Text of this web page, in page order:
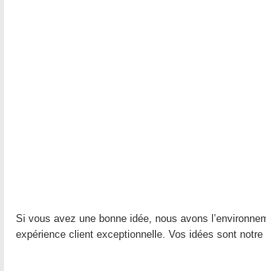
Si vous avez une bonne idée, nous avons
expérience client exceptionnelle. Vos idées sont notre